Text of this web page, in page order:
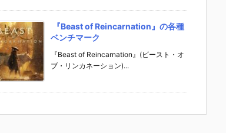
『Beast of Reincarnation』の各種
ベンチマーク
『Beast of Reincarnation』(ビースト・オ
ブ・リンカネーション)...